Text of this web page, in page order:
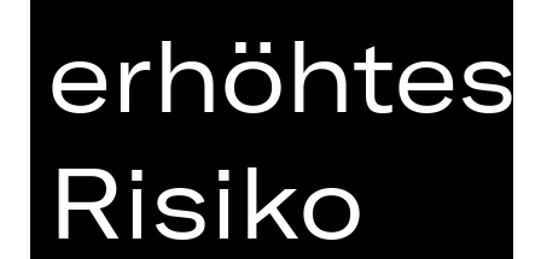
TERMINE UND BESETZUNG
FOTOS
erhöhtes
Risiko